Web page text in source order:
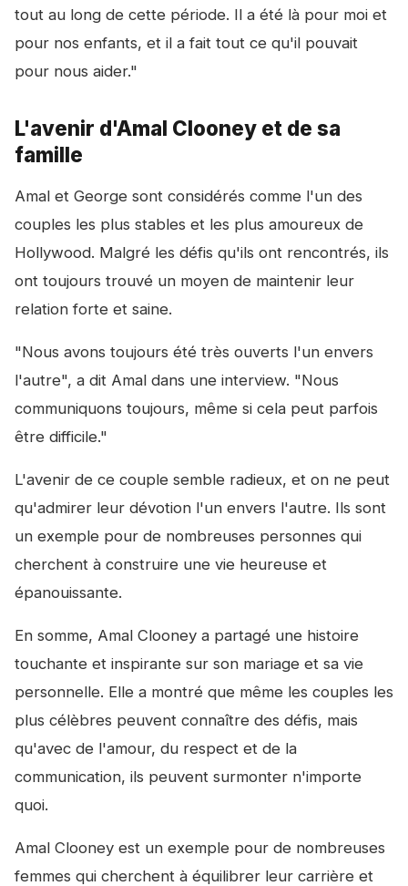
tout au long de cette période. Il a été là pour moi et
pour nos enfants, et il a fait tout ce qu'il pouvait
pour nous aider."
L'avenir d'Amal Clooney et de sa
famille
Amal et George sont considérés comme l'un des
couples les plus stables et les plus amoureux de
Hollywood. Malgré les défis qu'ils ont rencontrés, ils
ont toujours trouvé un moyen de maintenir leur
relation forte et saine.
"Nous avons toujours été très ouverts l'un envers
l'autre", a dit Amal dans une interview. "Nous
communiquons toujours, même si cela peut parfois
être difficile."
L'avenir de ce couple semble radieux, et on ne peut
qu'admirer leur dévotion l'un envers l'autre. Ils sont
un exemple pour de nombreuses personnes qui
cherchent à construire une vie heureuse et
épanouissante.
En somme, Amal Clooney a partagé une histoire
touchante et inspirante sur son mariage et sa vie
personnelle. Elle a montré que même les couples les
plus célèbres peuvent connaître des défis, mais
qu'avec de l'amour, du respect et de la
communication, ils peuvent surmonter n'importe
quoi.
Amal Clooney est un exemple pour de nombreuses
femmes qui cherchent à équilibrer leur carrière et